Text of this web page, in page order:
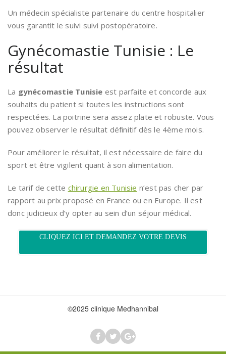
Un médecin spécialiste partenaire du centre hospitalier
vous garantit le suivi suivi postopératoire.
Gynécomastie Tunisie : Le
résultat
La gynécomastie Tunisie est parfaite et concorde aux
souhaits du patient si toutes les instructions sont
respectées. La poitrine sera assez plate et robuste. Vous
pouvez observer le résultat définitif dès le 4ème mois.
Pour améliorer le résultat, il est nécessaire de faire du
sport et être vigilent quant à son alimentation.
Le tarif de cette chirurgie en Tunisie n’est pas cher par
rapport au prix proposé en France ou en Europe. Il est
donc judicieux d’y opter au sein d’un séjour médical.
CLIQUEZ ICI ET DEMANDEZ VOTRE DEVIS
©2025 clinique Medhannibal